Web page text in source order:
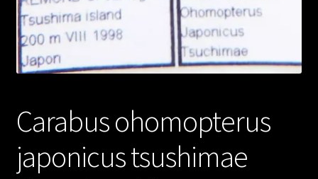
Carabus ohomopterus
japonicus tsushimae